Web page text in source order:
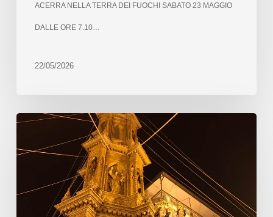
ACERRA NELLA TERRA DEI FUOCHI SABATO 23 MAGGIO
DALLE ORE 7.10…
22/05/2026